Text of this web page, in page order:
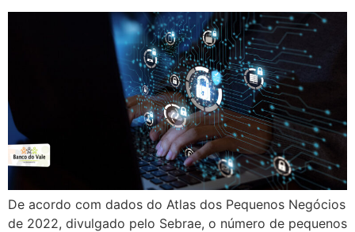
De acordo com dados do Atlas dos Pequenos Negócios
de 2022, divulgado pelo Sebrae, o número de pequenos